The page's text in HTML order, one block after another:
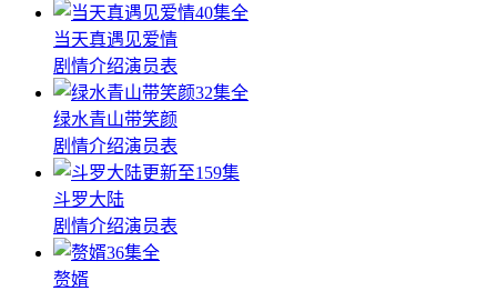
40集全
当天真遇见爱情
剧情介绍演员表
32集全
绿水青山带笑颜
剧情介绍演员表
更新至159集
斗罗大陆
剧情介绍演员表
36集全
赘婿